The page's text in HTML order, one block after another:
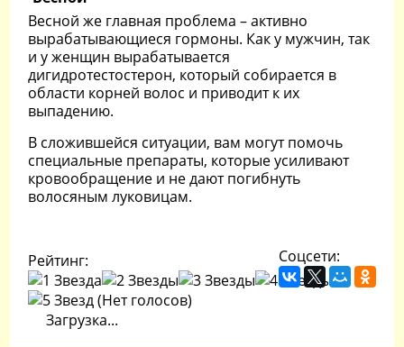
Весной же главная проблема – активно
вырабатывающиеся гормоны. Как у мужчин, так
и у женщин вырабатывается
дигидротестостерон, который собирается в
области корней волос и приводит к их
выпадению.
В сложившейся ситуации, вам могут помочь
специальные препараты, которые усиливают
кровообращение и не дают погибнуть
волосяным луковицам.
Рейтинг:
(Нет голосов)
Загрузка...
Соцсети: